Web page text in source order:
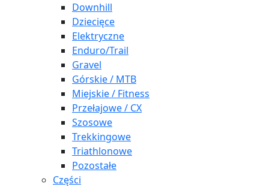
Downhill
Dziecięce
Elektryczne
Enduro/Trail
Gravel
Górskie / MTB
Miejskie / Fitness
Przełajowe / CX
Szosowe
Trekkingowe
Triathlonowe
Pozostałe
Części